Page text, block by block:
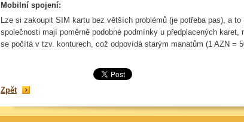
Mobilní spojení:
Lze si zakoupit SIM kartu bez větších problémů (je potřeba pas), a to
společnosti mají poměrně podobné podmínky u předplacených karet,
se počítá v tzv. konturech, což odpovídá starým manatům (1 AZN =
Zpět